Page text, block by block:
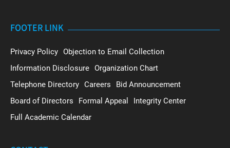
FOOTER LINK
Privacy Policy Objection to Email Collection
Information Disclosure Organization Chart
Telephone Directory Careers
Bid Announcement
Board of Directors
Formal Appeal
Integrity Center
Full Academic Calendar